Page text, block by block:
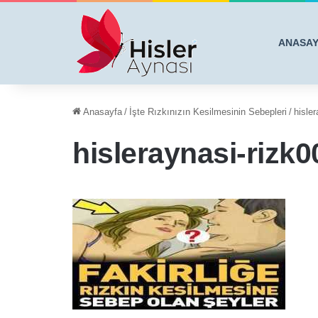
Anasayfa / İşte Rızkınızın Kesilmesinin Sebepleri /
hisleraynasi-